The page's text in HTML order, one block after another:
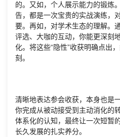
的。又如，个人展示能力的锻炼
告，都是一次宝贵的实战演练，
要。再如，对学术生态的理解。
评选、大咖的互动，你能更深刻
化。将这些“隐性”收获明确点出
刻。
清晰地表达参会收获，本身也是
你完成从被动接受到主动消化的
体系化的认知，最终让一次短暂
长久发展的扎实养分。